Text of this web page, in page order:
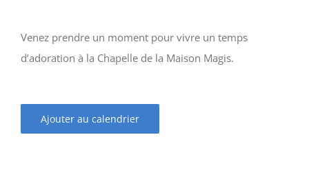
Venez prendre un moment pour vivre un temps
d’adoration à la Chapelle de la Maison Magis.
Ajouter au calendrier